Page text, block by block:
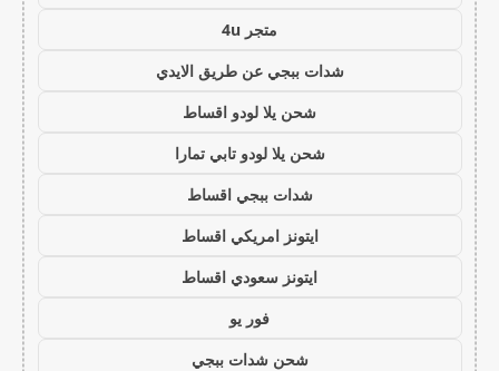
متجر 4u
شدات ببجي عن طريق الايدي
شحن يلا لودو اقساط
شحن يلا لودو تابي تمارا
شدات ببجي اقساط
ايتونز امريكي اقساط
ايتونز سعودي اقساط
فور يو
شحن شدات ببجي